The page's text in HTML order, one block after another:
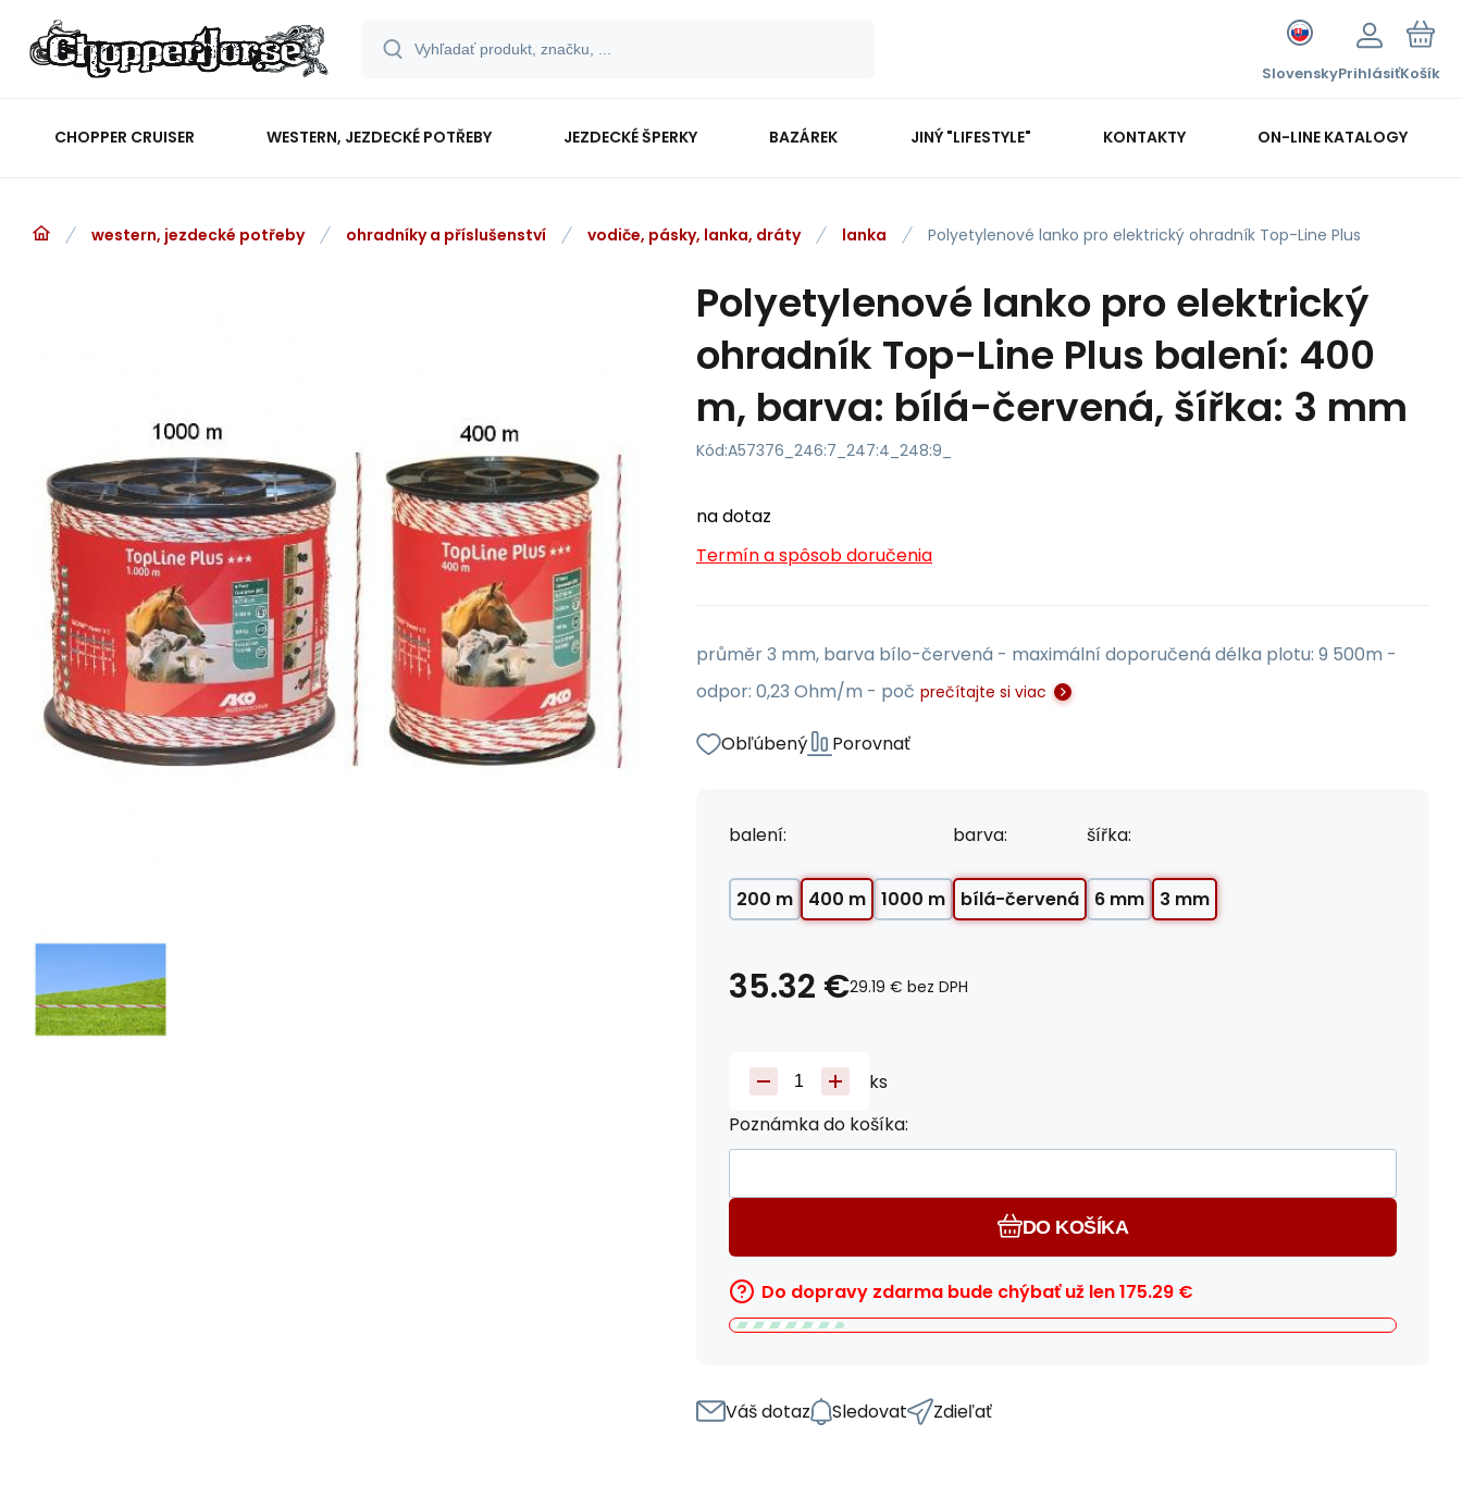
SlovenskyPrihlásiťKošík
CHOPPER CRUISER WESTERN, JEZDECKÉ POTŘEBY JEZDECKÉ ŠPERKY BAZÁREK JINÝ "LIFESTYLE" KONTAKTY ON-LINE KATALOGY
western, jezdecké potřeby ohradníky a příslušenství vodiče, pásky, lanka, dráty lanka Polyetylenové lanko pro elektrický ohradník Top-Line Plus
Polyetylenové lanko pro elektrický
ohradník Top-Line Plus balení: 400
m, barva: bílá-červená, šířka: 3 mm
Kód:A57376_246:7_247:4_248:9_
na dotaz
Termín a spôsob doručenia
průměr 3 mm, barva bílo-červená - maximální doporučená délka plotu: 9 500m -
odpor: 0,23 Ohm/m - poč prečítajte si viac
Obľúbený Porovnať
balení:
200 m 400 m 1000 m
barva:
bílá-červená
šířka:
6 mm 3 mm
35.32 €29.19 € bez DPH
ks
Poznámka do košíka:
DO KOŠÍKA
Do dopravy zdarma bude chýbať už len175.29 €
Váš dotaz Sledovat Zdieľať